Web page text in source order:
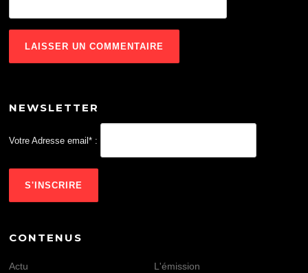
NEWSLETTER
Votre Adresse email* :
CONTENUS
Actu
L'émission